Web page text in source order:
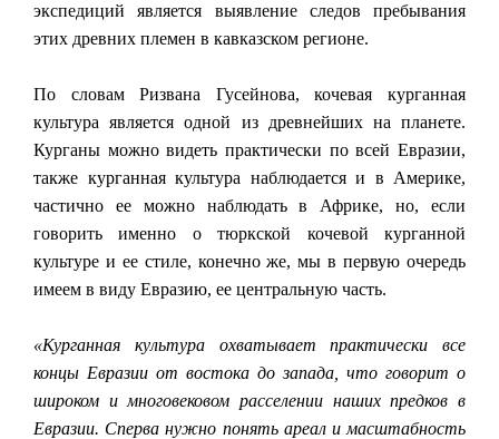
экспедиций является выявление следов пребывания
этих древних племен в кавказском регионе.
По словам Ризвана Гусейнова, кочевая курганная
культура является одной из древнейших на планете.
Курганы можно видеть практически по всей Евразии,
также курганная культура наблюдается и в Америке,
частично ее можно наблюдать в Африке, но, если
говорить именно о тюркской кочевой курганной
культуре и ее стиле, конечно же, мы в первую очередь
имеем в виду Евразию, ее центральную часть.
«Курганная культура охватывает практически все
концы Евразии от востока до запада, что говорит о
широком и многовековом расселении наших предков в
Евразии. Сперва нужно понять ареал и масштабность